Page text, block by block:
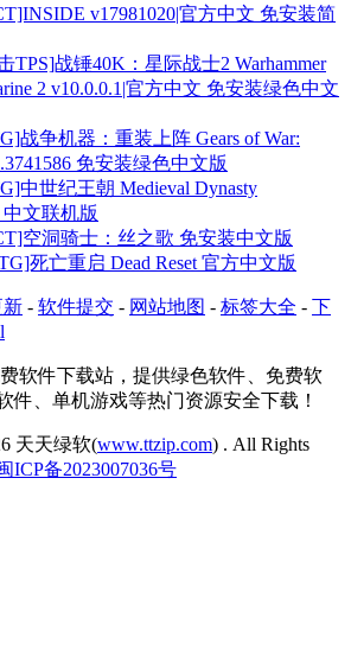
v17981020|官方中文 免安装简
TPS]战锤40K：星际战士2 Warhammer
2 v10.0.0.1|官方中文 免安装绿色中文
战争机器：重装上阵 Gears of War:
免安装绿色中文版
中世纪王朝 Medieval Dynasty
中文联机版
空洞骑士：丝之歌 免安装中文版
死亡重启 Dead Reset 官方中文版
新 - 软件提交 - 网站地图 - 标签大全 - 下
软件下载站，提供绿色软件、免费软
件、单机游戏等热门资源安全下载！
天天绿软(www.ttzip.com) . All Rights
ICP备2023007036号